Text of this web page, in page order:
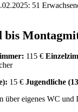
51
bis
115 €
15 € Jugendliche
über eigenes WC und